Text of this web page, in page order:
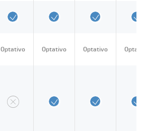
Optativo Optativo Optativo